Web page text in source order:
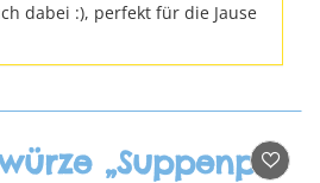
dabei :), perfekt für die Jause
Bio Suppenwürze „Suppenpep“